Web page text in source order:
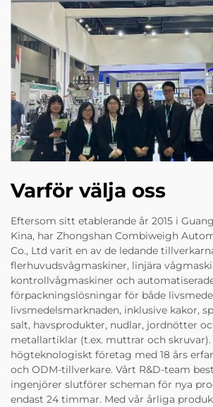
Varför välja oss
Eftersom sitt etablerande år 2015 i
Kina, har Zhongshan Combiweigh
Co., Ltd varit en av de ledande
flerhuvudsvågmaskiner, linjära
kontrollvågmaskiner och
förpackningslösningar för både
livsmedelsmarknaden, inklusive kakor,
salt, havsprodukter, nudlar, jordnötter
metallartiklar (t.ex. muttrar och
högteknologiskt företag med 18 års
och ODM-tillverkare. Vårt R&D-team
ingenjörer slutförer scheman för nya
endast 24 timmar. Med vår årliga